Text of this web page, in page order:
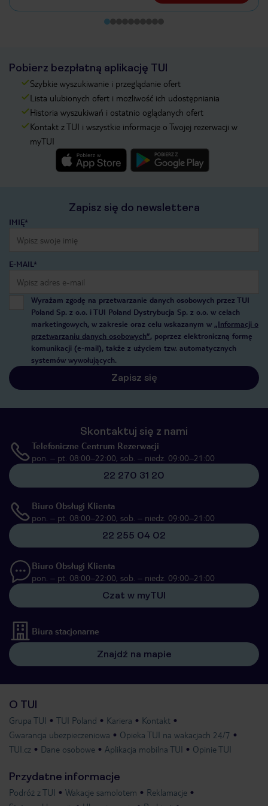
Pobierz bezpłatną aplikację TUI
Szybkie wyszukiwanie i przeglądanie ofert
Lista ulubionych ofert i możliwość ich udostępniania
Historia wyszukiwań i ostatnio oglądanych ofert
Kontakt z TUI i wszystkie informacje o Twojej rezerwacji w
myTUI
Zapisz się do newslettera
IMIĘ*
E-MAIL*
Wyrażam zgodę na przetwarzanie danych osobowych przez TUI
Poland Sp. z o.o. i TUI Poland Dystrybucja Sp. z o.o. w celach
marketingowych, w zakresie oraz celu wskazanym w „Informacji o
przetwarzaniu danych osobowych”, poprzez elektroniczną formę
komunikacji (e-mail), także z użyciem tzw. automatycznych
systemów wywołujących.
Zapisz się
Skontaktuj się z nami
Telefoniczne Centrum Rezerwacji
pon. – pt. 08:00–22:00, sob. – niedz. 09:00–21:00
22 270 31 20
Biuro Obsługi Klienta
pon. – pt. 08:00–22:00, sob. – niedz. 09:00–21:00
22 255 04 02
Biuro Obsługi Klienta
pon. – pt. 08:00–22:00, sob. – niedz. 09:00–21:00
Czat w myTUI
Biura stacjonarne
Znajdź na mapie
O TUI
Grupa TUI TUI Poland Kariera
Kontakt
Gwarancja ubezpieczeniowa
Opieka TUI na wakacjach 24/7
TUI.cz
Dane osobowe Aplikacja mobilna TUI Opinie TUI
Przydatne informacje
Podróż z TUI Wakacje samolotem
Reklamacje